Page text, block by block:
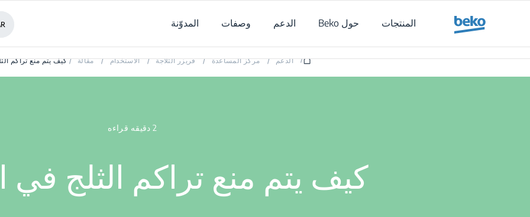
المنتجات
حول Beko الدعم وصفات المدوّنة
/ الدعم / مركز المساعدة / فريزر الثلاجة / الاستخدام / مقالة / كيف يتم منع تراكم
2 دقيقه قراءه
كيف يتم منع تراكم الثلج في
كيف يتم منع تراكم الثلج في الفريزر؟